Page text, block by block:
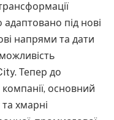
під нові
напрями та дати
Тепер до
основний
хмарні